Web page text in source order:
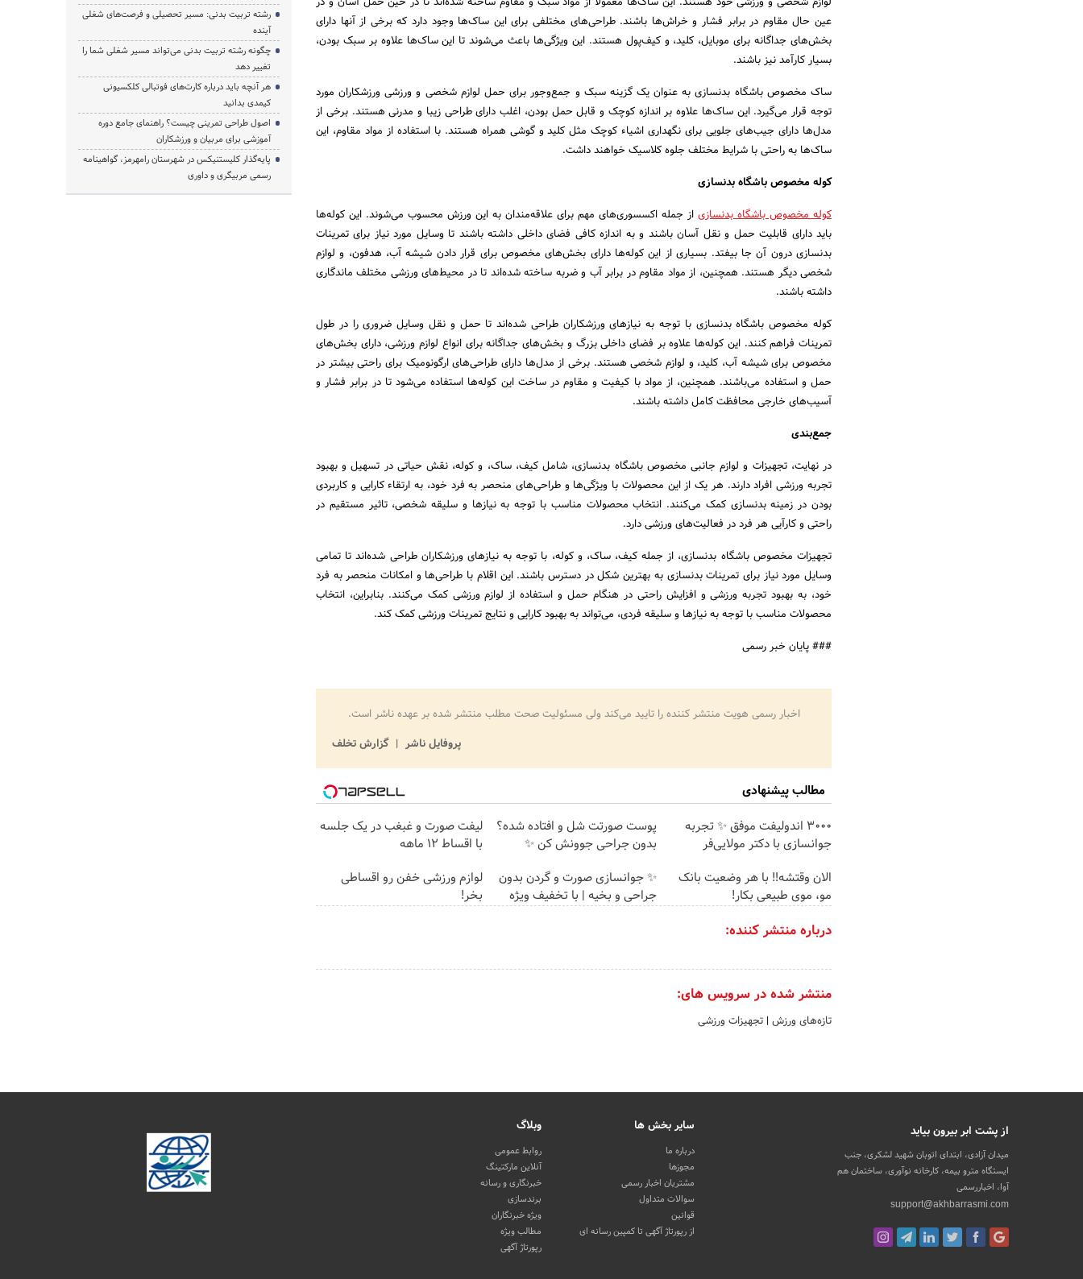
عین حال مقاوم در برابر فشار و خراش‌ها باشند. طراحی‌های مختلفی برای این ساک‌ها وجود دارد که برخی از آنها دارای
بخش‌های جداگانه برای موبایل، کلید، و کیف‌پول هستند. این ویژگی‌ها باعث می‌شوند تا این ساک‌ها علاوه بر سبک بودن،
بسیار کارآمد نیز باشند.
ساک مخصوص باشگاه بدنسازی به عنوان یک گزینه سبک و جمع‌وجور برای حمل لوازم شخصی و ورزشی ورزشکاران مورد
توجه قرار می‌گیرد. این ساک‌ها علاوه بر اندازه کوچک و قابل حمل بودن، اغلب دارای طراحی زیبا و مدرنی هستند. برخی از
مدل‌ها دارای جیب‌های جلویی برای نگهداری اشیاء کوچک مثل کلید و گوشی همراه هستند. با استفاده از مواد مقاوم، این
ساک‌ها به راحتی با شرایط مختلف جلوه کلاسیک خواهند داشت.
کوله مخصوص باشگاه بدنسازی
کوله‌ مخصوص باشگاه بدنسازی از جمله اکسسوری‌های مهم برای علاقه‌مندان به این ورزش محسوب می‌شوند. این کوله‌ها
باید دارای قابلیت حمل و نقل آسان باشند و به اندازه کافی فضای داخلی داشته باشند تا وسایل مورد نیاز برای تمرینات
بدنسازی درون آن جا بیفتد. بسیاری از این کوله‌ها دارای بخش‌های مخصوص برای قرار دادن شیشه آب، هدفون، و لوازم
شخصی دیگر هستند. همچنین، از مواد مقاوم در برابر آب و ضربه ساخته شده‌اند تا در محیط‌های ورزشی مختلف ماندگاری
داشته باشند.
کوله‌ مخصوص باشگاه بدنسازی با توجه به نیازهای ورزشکاران طراحی شده‌اند تا حمل و نقل وسایل ضروری را در طول
تمرینات فراهم کنند. این کوله‌ها علاوه بر فضای داخلی بزرگ و بخش‌های جداگانه برای انواع لوازم ورزشی، دارای بخش‌های
مخصوص برای شیشه آب، کلید، و لوازم شخصی هستند. برخی از مدل‌ها دارای طراحی‌های ارگونومیک برای راحتی بیشتر در
حمل و استفاده می‌باشند. همچنین، از مواد با کیفیت و مقاوم در ساخت این کوله‌ها استفاده می‌شود تا در برابر فشار و
آسیب‌های خارجی محافظت کامل داشته باشند.
جمع‌بندی
در نهایت، تجهیزات و لوازم جانبی مخصوص باشگاه بدنسازی، شامل کیف، ساک، و کوله، نقش حیاتی در تسهیل و بهبود
تجربه ورزشی افراد دارند. هر یک از این محصولات با ویژگی‌ها و طراحی‌های منحصر به فرد خود، به ارتقاء کارایی و کاربردی
بودن در زمینه بدنسازی کمک می‌کنند. انتخاب محصولات مناسب با توجه به نیازها و سلیقه شخصی، تاثیر مستقیم در
راحتی و کارآیی هر فرد در فعالیت‌های ورزشی دارد.
تجهیزات مخصوص باشگاه بدنسازی، از جمله کیف، ساک، و کوله، با توجه به نیازهای ورزشکاران طراحی شده‌اند تا تمامی
وسایل مورد نیاز برای تمرینات بدنسازی به بهترین شکل در دسترس باشند. این اقلام با طراحی‌ها و امکانات منحصر به فرد
خود، به بهبود تجربه ورزشی و افزایش راحتی در هنگام حمل و استفاده از لوازم ورزشی کمک می‌کنند. بنابراین، انتخاب
محصولات مناسب با توجه به نیازها و سلیقه فردی، می‌تواند به بهبود کارایی و نتایج تمرینات ورزشی کمک کند.
### پایان خبر رسمی
اخبار رسمی هویت منتشر کننده را تایید می‌کند ولی مسئولیت صحت مطلب منتشر شده بر عهده ناشر است.
پروفایل ناشر
گزارش تخلف
مطالب پیشنهادی
۳۰۰۰ اندولیفت موفق ✨ تجربه
جوانسازی با دکتر مولایی‌فر
پوست صورتت شل و افتاده شده؟
بدون جراحی جوونش کن ✨
لیفت صورت و غبغب در یک جلسه
با اقساط 12 ماهه
الان وقتشه‼️ با هر وضعیت بانک
مو، موی طبیعی بکار!
✨ جوانسازی صورت و گردن بدون
جراحی و بخیه | با تخفیف ویژه
لوازم ورزشی خفن رو اقساطی
بخر!
درباره منتشر کننده:
منتشر شده در سرویس های:
تازه‌های ورزش | تجهیزات ورزشی
رشته تربیت بدنی: مسیر تحصیلی و فرصت‌های شغلی
آینده
چگونه رشته تربیت بدنی می‌تواند مسیر شغلی شما را
تغییر دهد
هر آنچه باید درباره کارت‌های فوتبالی کلکسیونی
کیمدی بدانید
اصول طراحی تمرینی چیست؟ راهنمای جامع دوره
آموزشی برای مربیان و ورزشکاران
پایه‌گذار کلیستنیکس در شهرستان رامهرمز، گواهینامه
رسمی مربیگری و داوری
از پشت ابر بیرون بیاید
میدان آزادی، ابتدای اتوبان شهید لشکری، جنب
ایستگاه مترو بیمه، کارخانه نوآوری، ساختمان هم
آوا، اخباررسمی
support@akhbarrasmi.com
سایر بخش ها
درباره ما
مجوزها
مشتریان اخبار رسمی
سوالات متداول
قوانین
از رپورتاژ آگهی تا کمپین رسانه ای
وبلاگ
روابط عمومی
آنلاین مارکتینگ
خبرنگاری و رسانه
برندسازی
ویژه خبرنگاران
مطالب ویژه
رپورتاژ آگهی